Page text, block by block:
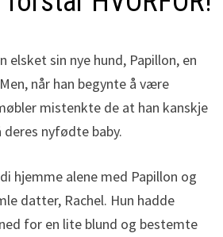
elsket sin nye hund, Papillon, en
når han begynte å være
mistenkte de at han kanskje
nyfødte baby.
hjemme alene med Papillon og
datter, Rachel. Hun hadde
for en lite blund og bestemte